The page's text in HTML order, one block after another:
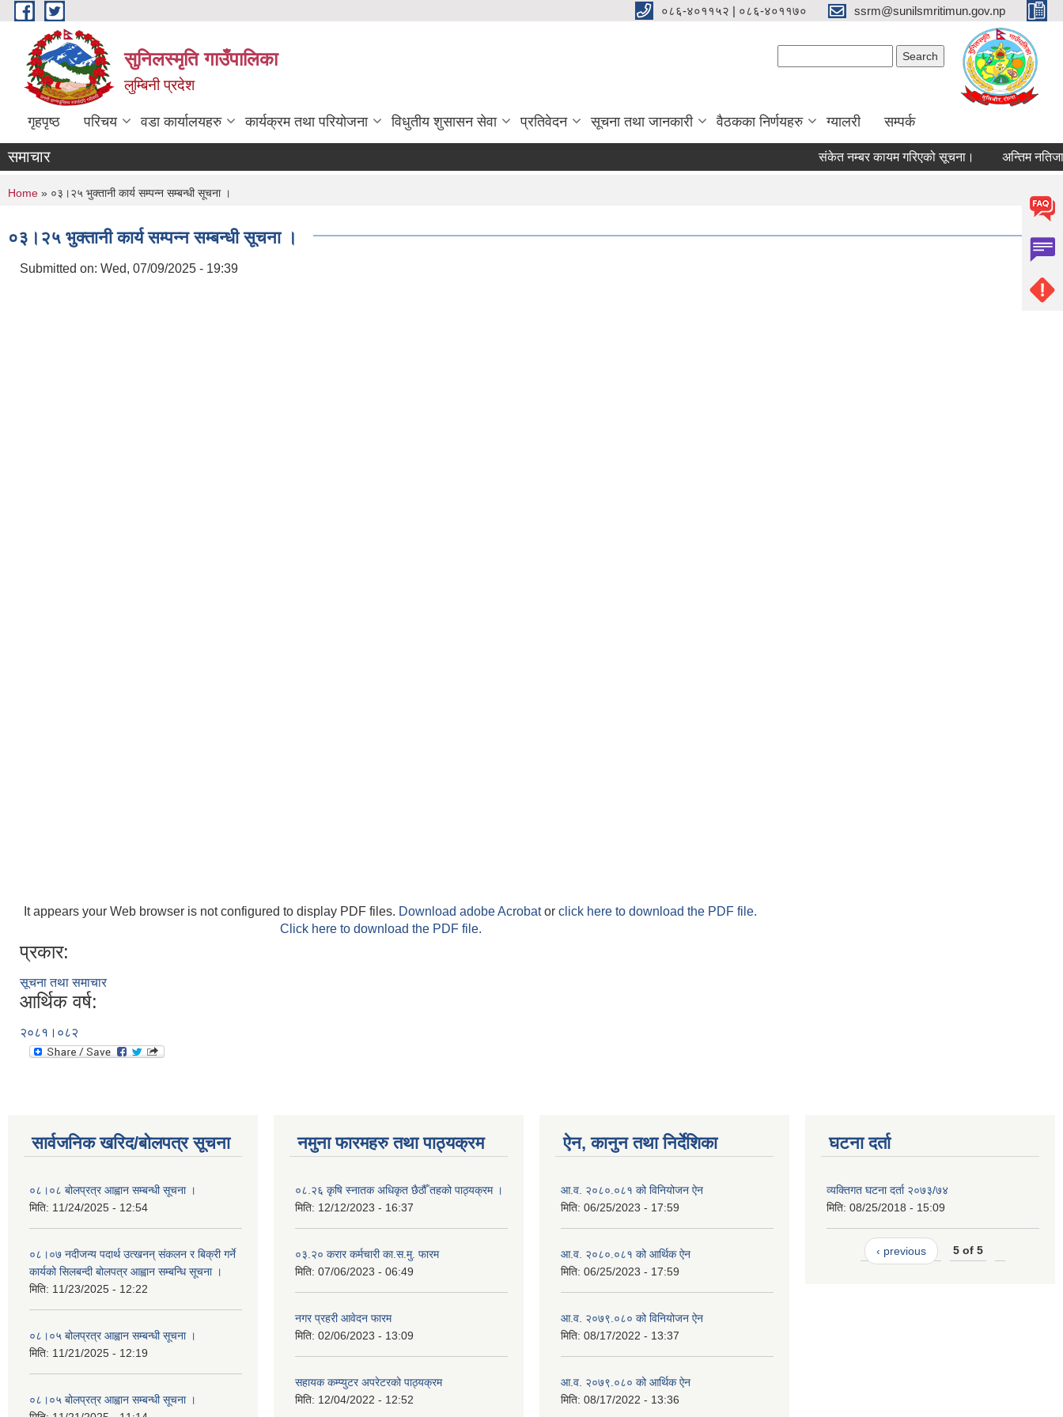
Skip to main content ०८६-४०११५२ | ०८६-४०११७० ssrm@sunilsmritimun.gov.np
सुनिलस्मृति गाउँपालिका
लुम्बिनी प्रदेश
गृहपृष्ठ परिचय वडा कार्यालयहरु कार्यक्रम तथा परियोजना विधुतीय शुसासन सेवा प्रतिवेदन सूचना तथा जानकारी वैठकका निर्णयहरु ग्यालरी सम्पर्क
समाचार संकेत नम्बर कायम गरिएको सूचना। अन्तिम नतिजा
You are here
Home » ०३।२५ भुक्तानी कार्य सम्पन्न सम्बन्धी सूचना ।
०३।२५ भुक्तानी कार्य सम्पन्न सम्बन्धी सूचना ।
Submitted on: Wed, 07/09/2025 - 19:39
It appears your Web browser is not configured to display PDF files. Download adobe Acrobator click here to download the PDF file.
Click here to download the PDF file.
प्रकार:
सूचना तथा समाचार
आर्थिक वर्ष:
२०८१।०८२
सार्वजनिक खरिद/बोलपत्र सूचना
०८।०८ बोलप्रत्र आह्वान सम्बन्धी सूचना ।
मिति: 11/24/2025 - 12:54
०८।०७ नदीजन्य पदार्थ उत्खनन् संकलन र बिक्री गर्ने
कार्यको सिलबन्दी बोलपत्र आह्वान सम्बन्धि सूचना ।
मिति: 11/23/2025 - 12:22
०८।०५ बोलप्रत्र आह्वान सम्बन्धी सूचना ।
मिति: 11/21/2025 - 12:19
०८।०५ बोलप्रत्र आह्वान सम्बन्धी सूचना ।
नमुना फारमहरु तथा पाठ्यक्रम
०८.२६ कृषि स्‍नातक अधिकृत छैठौँ तहको पाठ्यक्रम ।
मिति: 12/12/2023 - 16:37
०३.२० करार कर्मचारी का.स.मु. फारम
मिति: 07/06/2023 - 06:49
नगर प्रहरी आवेदन फारम
मिति: 02/06/2023 - 13:09
सहायक कम्प्युटर अपरेटरको पाठ्यक्रम
मिति: 12/04/2022 - 12:52
ऐन, कानुन तथा निर्देशिका
आ.व. २०८०.०८१ को विनियोजन ऐन
मिति: 06/25/2023 - 17:59
आ.व. २०८०.०८१ को आर्थिक ऐन
मिति: 06/25/2023 - 17:59
आ.व. २०७९.०८० को विनियोजन ऐन
मिति: 08/17/2022 - 13:37
आ.व. २०७९.०८० को आर्थिक ऐन
मिति: 08/17/2022 - 13:36
घटना दर्ता
व्यक्तिगत घटना दर्ता २०७३/७४
मिति: 08/25/2018 - 15:09
‹ previous 5 of 5